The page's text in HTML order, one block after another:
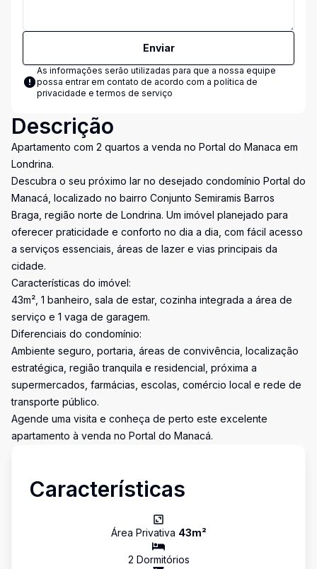
Enviar
As informações serão utilizadas para que a nossa equipe
possa entrar em contato de acordo com a política de
privacidade e termos de serviço
Descrição
Apartamento com 2 quartos a venda no Portal do Manaca em
Londrina.
Descubra o seu próximo lar no desejado condomínio Portal do
Manacá, localizado no bairro Conjunto Semiramis Barros
Braga, região norte de Londrina. Um imóvel planejado para
oferecer praticidade e conforto no dia a dia, com fácil acesso
a serviços essenciais, áreas de lazer e vias principais da
cidade.
Características do imóvel:
43m², 1 banheiro, sala de estar, cozinha integrada a área de
serviço e 1 vaga de garagem.
Diferenciais do condomínio:
Ambiente seguro, portaria, áreas de convivência, localização
estratégica, região tranquila e residencial, próxima a
supermercados, farmácias, escolas, comércio local e rede de
transporte público.
Agende uma visita e conheça de perto este excelente
apartamento à venda no Portal do Manacá.
Características
Área Privativa 43m²
2 Dormitórios